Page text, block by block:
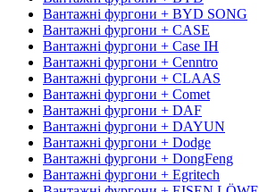
Вантажні фургони + BYD SONG
Вантажні фургони + CASE
Вантажні фургони + Case IH
Вантажні фургони + Cenntro
Вантажні фургони + CLAAS
Вантажні фургони + Comet
Вантажні фургони + DAF
Вантажні фургони + DAYUN
Вантажні фургони + Dodge
Вантажні фургони + DongFeng
Вантажні фургони + Egritech